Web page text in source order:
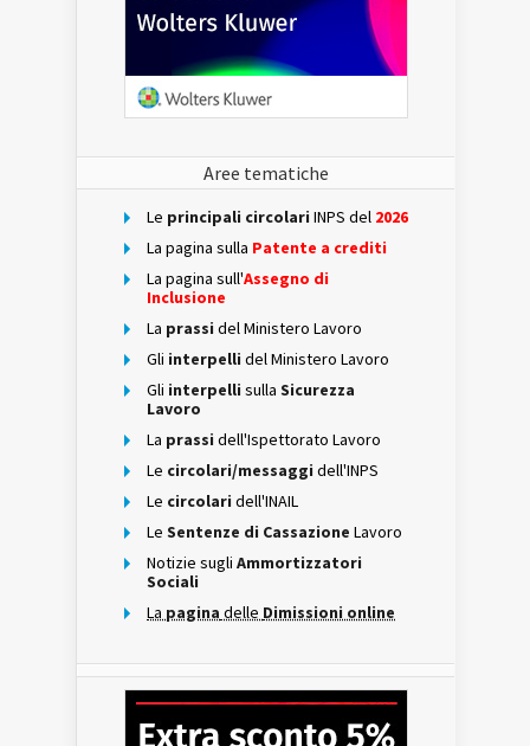
Aree tematiche
Le principali circolari INPS del 2026
La pagina sulla Patente a crediti
La pagina sull'Assegno di
Inclusione
La prassi del Ministero Lavoro
Gli interpelli del Ministero Lavoro
Gli interpelli sulla Sicurezza
Lavoro
La prassi dell'Ispettorato Lavoro
Le circolari/messaggi dell'INPS
Le circolari dell'INAIL
Le Sentenze di Cassazione Lavoro
Notizie sugli Ammortizzatori
Sociali
La pagina delle Dimissioni online